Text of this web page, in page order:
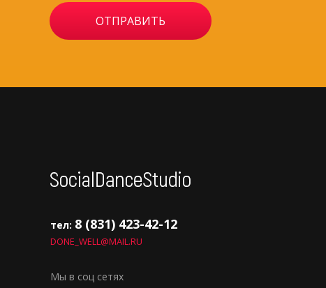
тел: 8 (831) 423-42-12
DONE_WELL@MAIL.RU
Мы в соц сетях